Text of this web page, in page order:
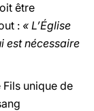
être
: « L’Église
est nécessaire
Fils unique de